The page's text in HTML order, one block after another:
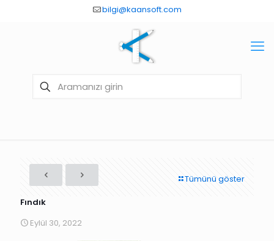
bilgi@kaansoft.com
Tümünü göster
Fındık
Eylül 30, 2022